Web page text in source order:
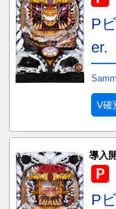
P
er.
V確
導入
P